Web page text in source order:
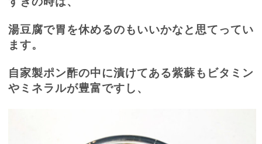
湯豆腐で胃を休めるのもいいかなと思てってい
ます。
自家製ポン酢の中に漬けてある紫蘇もビタミン
やミネラルが豊富ですし、